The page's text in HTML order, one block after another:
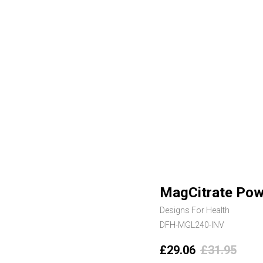
MagCitrate
Designs For Health
DFH-MGL240-INV
£29.06 £31.95